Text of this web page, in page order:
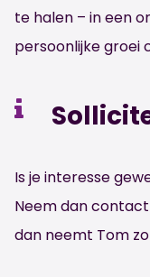
te halen – in een
persoonlijke groei
Is je interesse
Neem dan
dan neemt Tom